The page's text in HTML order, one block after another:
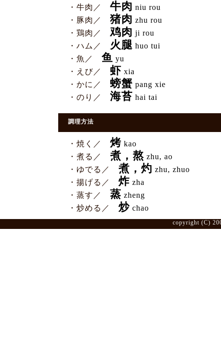
・牛肉／
牛肉 niu rou
・豚肉／
猪肉 zhu rou
・鶏肉／
鸡肉 ji rou
・ハム／
火腿 huo tui
・魚／
鱼 yu
・えび／
虾 xia
・かに／
螃蟹 pang xie
・のり／
海苔 hai tai
調理方法
・焼く／ 烤 kao
・煮る／
煮，熬 zhu, ao
・ゆでる／
煮，灼 zhu, zhuo
・揚げる／
炸 zha
・蒸す／
蒸 zheng
・炒める／
炒 chao
copyright (C)